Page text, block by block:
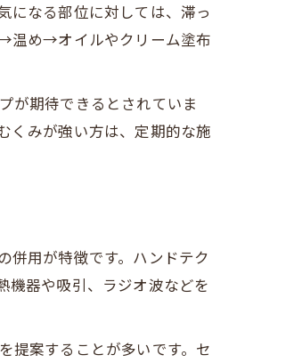
になる部位に対しては、滞っ
温め→オイルやクリーム塗布
が期待できるとされていま
くみが強い方は、定期的な施
併用が特徴です。ハンドテク
機器や吸引、ラジオ波などを
提案することが多いです。セ